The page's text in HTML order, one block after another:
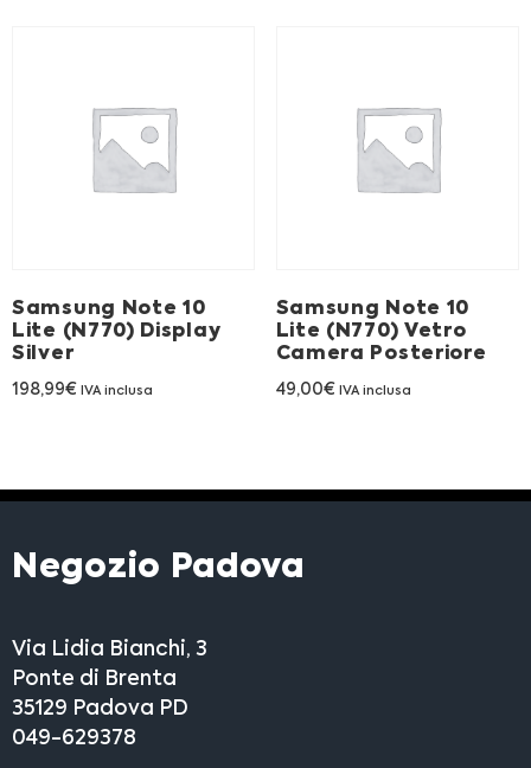
Samsung Note 10
Lite (N770) Display
Silver
198,99€ IVA inclusa
Samsung Note 10
Lite (N770) Vetro
Camera Posteriore
49,00€ IVA inclusa
Negozio Padova
Via Lidia Bianchi, 3
Ponte di Brenta
35129 Padova PD
049-629378